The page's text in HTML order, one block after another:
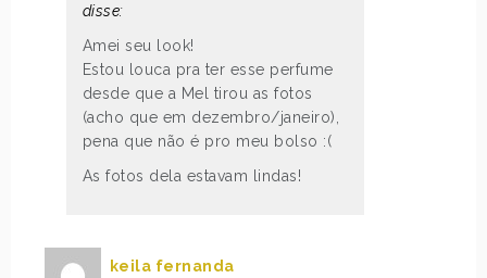
disse:
Amei seu look!
Estou louca pra ter esse perfume
desde que a Mel tirou as fotos
(acho que em dezembro/janeiro),
pena que não é pro meu bolso :(
As fotos dela estavam lindas!
keila fernanda